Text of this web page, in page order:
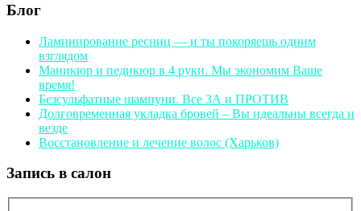
Блог
Ламинирование ресниц — и ты покоряешь одним
взглядом
Маникюр и педикюр в 4 руки. Мы экономим Ваше
время!
Безсульфатные шампуни. Все ЗА и ПРОТИВ
Долговременная укладка бровей – Вы идеальны всегда и
везде
Восстановление и лечение волос (Харьков)
Запись в салон